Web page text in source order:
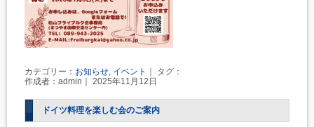
カテゴリー： お知らせ イベント ｜ タグ：
作成者：admin｜ 2025年11月12日
ドイツ料理を楽しむ会のご案内